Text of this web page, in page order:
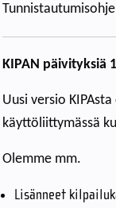
KIPAN päivityksiä
Uusi versio
käyttöliittymässä
Olemme mm.
Lisänneet